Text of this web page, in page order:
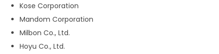
Kose Corporation
Mandom Corporation
Milbon Co., Ltd.
Hoyu Co., Ltd.